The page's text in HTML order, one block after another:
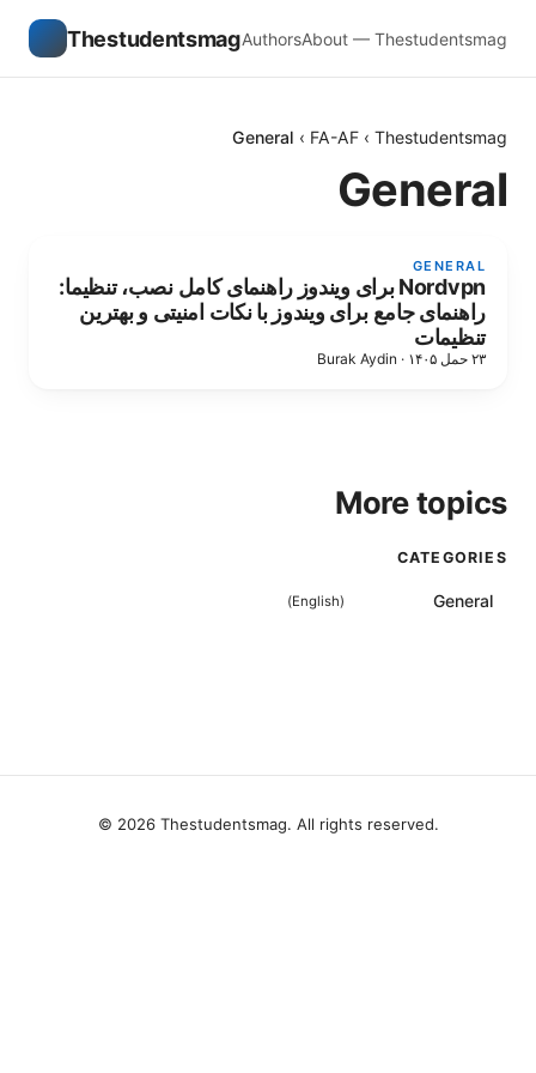
ThestudentsmagAuthorsAbout — Thestudentsmag
Thestudentsmag
›
FA-AF
›
General
General
GENERAL
Nordvpn برای ویندوز راهنمای کامل نصب، تنظیما:
راهنمای جامع برای ویندوز با نکات امنیتی و بهترین
تنظیمات
۲۳ حمل ۱۴۰۵ ·
Burak Aydin
More topics
CATEGORIES
General
(
English
)
© 2026 Thestudentsmag. All rights reserved.